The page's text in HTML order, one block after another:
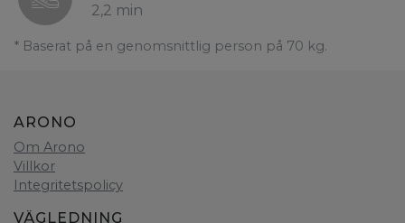
2,2 min
* Baserat på en genomsnittlig person på 70 kg.
ARONO
Om Arono
Villkor
Integritetspolicy
VÄGLEDNING